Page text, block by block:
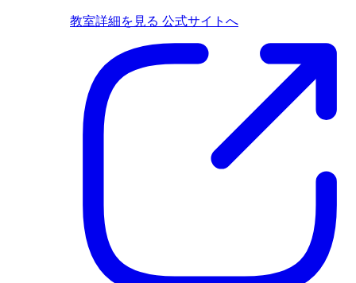
教室詳細を見る 公式サイトへ